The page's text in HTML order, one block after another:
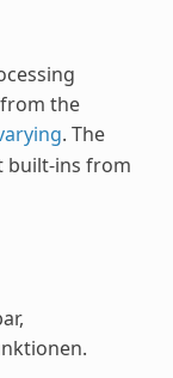
the
. The
built-ins from